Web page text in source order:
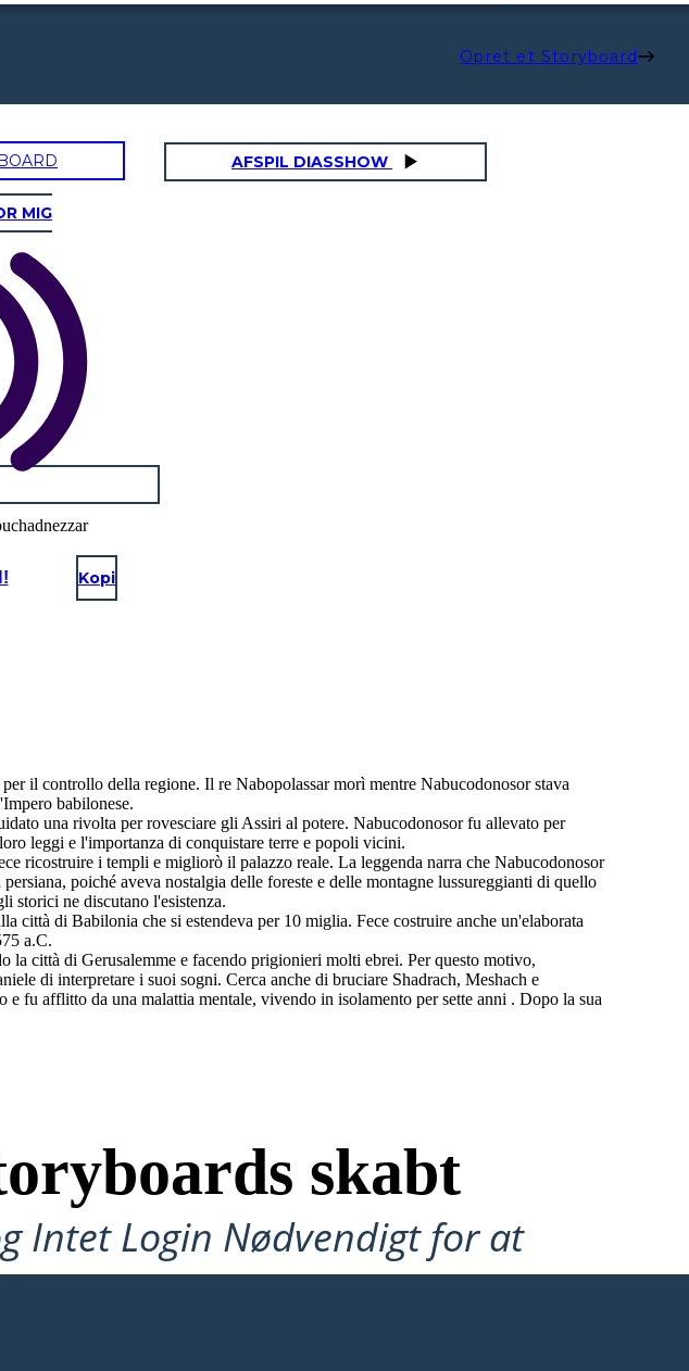
Opret et Storyboard
AFSPIL DIASSHOW
MIG
Kopi
il controllo della regione. Il re Nabopolassar morì mentre Nabucodonosor stava
babilonese.
una rivolta per rovesciare gli Assiri al potere. Nabucodonosor fu allevato per
leggi e l'importanza di conquistare terre e popoli vicini.
ricostruire i templi e migliorò il palazzo reale. La leggenda narra che Nabucodonosor
poiché aveva nostalgia delle foreste e delle montagne lussureggianti di quello
storici ne discutano l'esistenza.
città di Babilonia che si estendeva per 10 miglia. Fece costruire anche un'elaborata
a.C.
la città di Gerusalemme e facendo prigionieri molti ebrei. Per questo motivo,
di interpretare i suoi sogni. Cerca anche di bruciare Shadrach, Meshach e
fu afflitto da una malattia mentale, vivendo in isolamento per sette anni . Dopo la sua
skabt
Intet Login Nødvendigt for at